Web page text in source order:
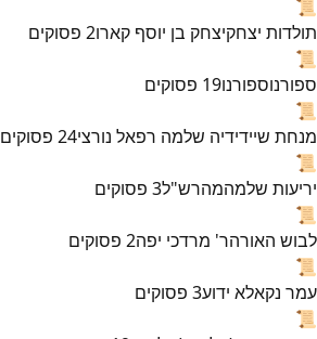
📜
תולדות יצחקיצחק בן יוסף קארו2 פסוקים
📜
ספורנוספורנו19 פסוקים
📜
מנחת שיידידיה שלמה רפאל נורצי24 פסוקים
📜
יריעות שלמהמהרש"ל3 פסוקים
📜
לבוש האורהר' מרדכי יפה2 פסוקים
📜
עמר נקאלא ידוע3 פסוקים
📜